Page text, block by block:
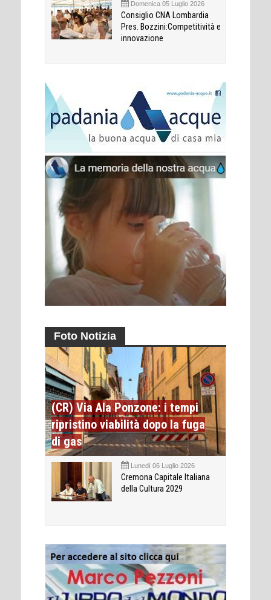
Domenica 05 Luglio 2026
Consiglio CNA Lombardia
Pres. Bozzini:Competitività e
innovazione
Foto Notizia
(CR) Via Ala Ponzone: i tempi
ripristino viabilità dopo la fuga
di gas
Lunedì 06 Luglio 2026
Cremona Capitale Italiana
della Cultura 2029